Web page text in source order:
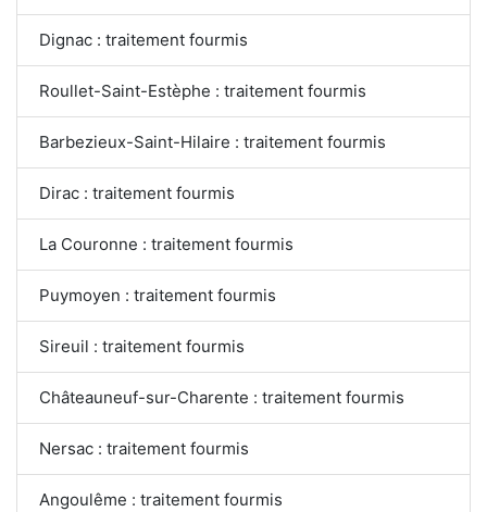
Dignac : traitement fourmis
Roullet-Saint-Estèphe : traitement fourmis
Barbezieux-Saint-Hilaire : traitement fourmis
Dirac : traitement fourmis
La Couronne : traitement fourmis
Puymoyen : traitement fourmis
Sireuil : traitement fourmis
Châteauneuf-sur-Charente : traitement fourmis
Nersac : traitement fourmis
Angoulême : traitement fourmis